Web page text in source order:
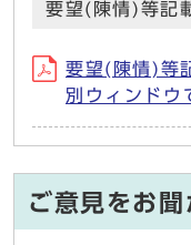
要望(陳情)等記
要望(陳情)等
別ウィンドウ
ご意見をお